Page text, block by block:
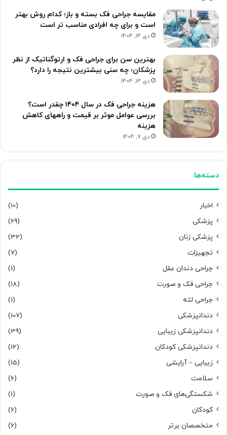
مقایسه جراحی فک بسته و باز؛ کدام روش بهتر
است و برای چه افرادی مناسب تر است
دی 14, 1404
بهترین سن برای جراحی فک و ارتوگناتیک از نظر
پزشکان؛ چه سنی بیشترین نتیجه را دارد؟
دی 13, 1404
هزینه جراحی فک در سال ۱۴۰۴ چقدر است؟
بررسی عوامل موثر بر قیمت و راههای کاهش
هزینه
دی 7, 1404
دسته‌ها
اخبار
(10)
پزشکی
(69)
پزشکی زنان
(32)
تجهیزات
(7)
جراحی دندان عقل
(1)
جراحی فک و صورت
(18)
جراحی لثه
(1)
دندانپزشکی
(107)
دندانپزشکی زیبایی
(39)
دندانپزشکی کودکان
(12)
زیبایی – آرایشی
(15)
سلامت
(6)
شکستگی‌های فک و صورت
(1)
کودکان
(6)
متخصصان برتر
(6)